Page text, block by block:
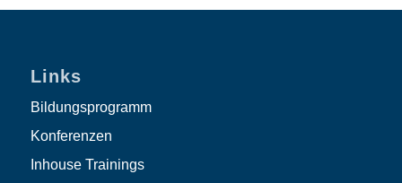
Links
Bildungsprogramm
Konferenzen
Inhouse Trainings